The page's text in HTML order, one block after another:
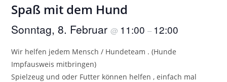
Spaß mit dem Hund
Sonntag, 8. Februar@ 11:00– 12:00
Wir helfen jedem Mensch / Hundeteam . (Hunde
Impfausweis mitbringen)
Spielzeug und oder Futter können helfen , einfach mal